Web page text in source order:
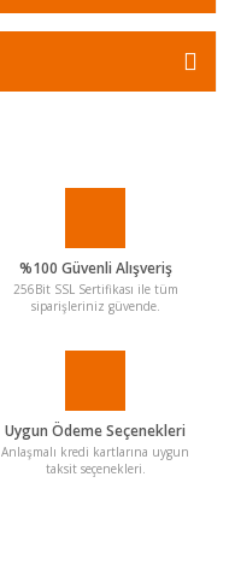
%100 Güvenli Alışveriş
256Bit SSL Sertifikası ile tüm
siparişleriniz güvende.
Uygun Ödeme Seçenekleri
Anlaşmalı kredi kartlarına uygun
taksit seçenekleri.